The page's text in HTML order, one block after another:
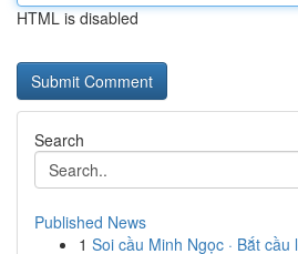
HTML is disabled
Search
Published News
1 Soi cầu Minh Ngọc · Bắt